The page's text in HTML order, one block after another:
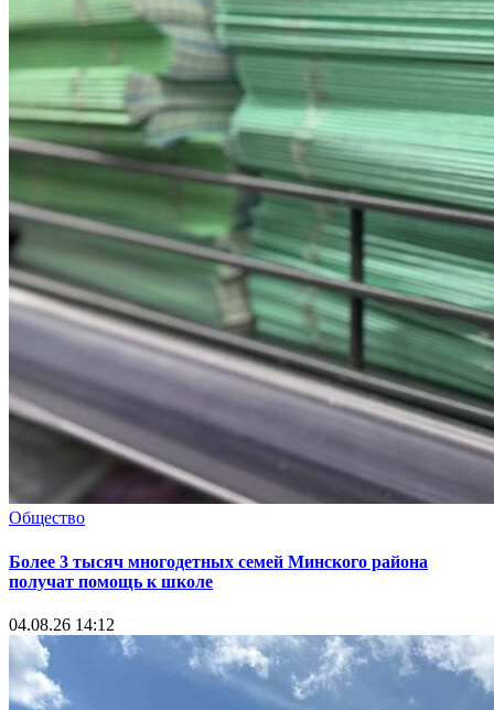
Общество
Более 3 тысяч многодетных семей Минского района
получат помощь к школе
04.08.26 14:12